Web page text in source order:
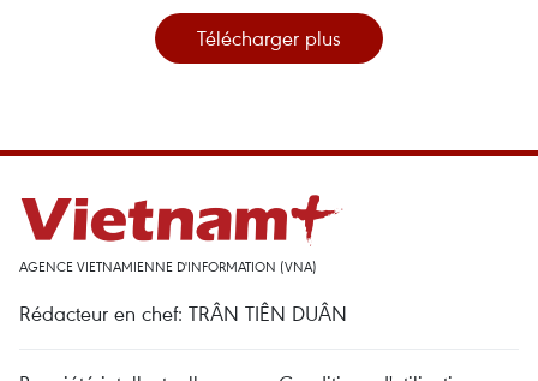
Télécharger plus
AGENCE VIETNAMIENNE D'INFORMATION (VNA)
Rédacteur en chef: TRÂN TIÊN DUÂN